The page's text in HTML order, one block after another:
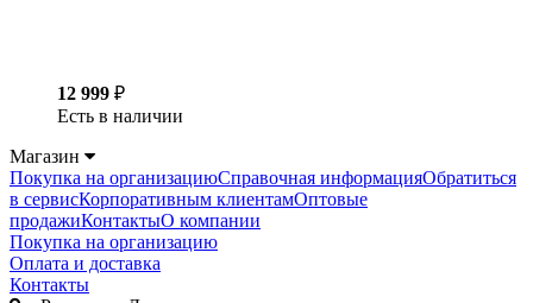
12 999 ₽
Есть в наличии
Магазин
Покупка на организациюСправочная информацияОбратиться
в сервисКорпоративным клиентамОптовые
продажиКонтактыО компании
Покупка на организацию
Оплата и доставка
Контакты